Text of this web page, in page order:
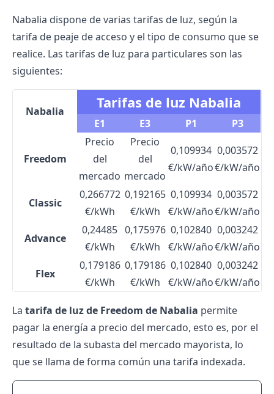
Nabalia dispone de varias tarifas de luz, según la
tarifa de peaje de acceso y el tipo de consumo que se
realice. Las tarifas de luz para particulares son las
siguientes:
Nabalia Tarifas de luz Nabalia
E1 E3 P1 P3
Freedom
Precio
del
mercado
Precio
del
mercado
0,109934
€/kW/año
0,003572
€/kW/año
Classic
0,266772
€/kWh
0,192165
€/kWh
0,109934
€/kW/año
0,003572
€/kW/año
Advance
0,24485
€/kWh
0,175976
€/kWh
0,102840
€/kW/año
0,003242
€/kW/año
Flex
0,179186
€/kWh
0,179186
€/kWh
0,102840
€/kW/año
0,003242
€/kW/año
La tarifa de luz de Freedom de Nabalia permite
pagar la energía a precio del mercado, esto es, por el
resultado de la subasta del mercado mayorista, lo
que se llama de forma común una tarifa indexada.